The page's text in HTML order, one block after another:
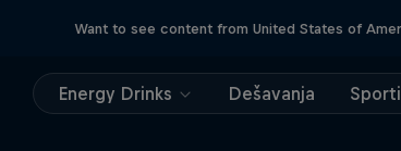
Want to see content from United States of
Energy Drinks Dešavanja